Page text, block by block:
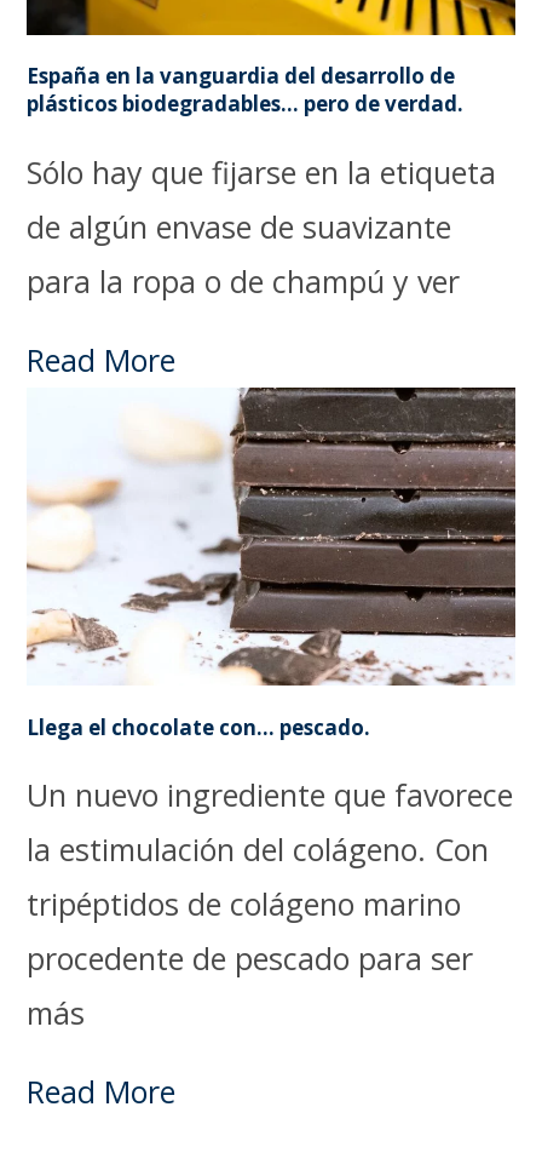
España en la vanguardia del desarrollo de
plásticos biodegradables… pero de verdad.
Sólo hay que fijarse en la etiqueta
de algún envase de suavizante
para la ropa o de champú y ver
Read More
Llega el chocolate con… pescado.
Un nuevo ingrediente que favorece
la estimulación del colágeno. Con
tripéptidos de colágeno marino
procedente de pescado para ser
más
Read More